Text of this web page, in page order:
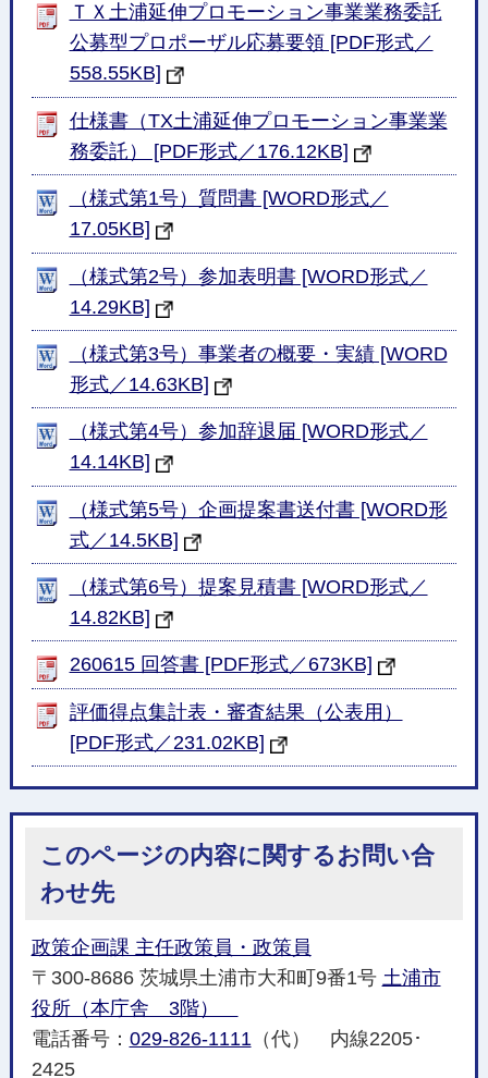
ＴＸ土浦延伸プロモーション事業業務委託
公募型プロポーザル応募要領 [PDF形式／
558.55KB]
仕様書（TX土浦延伸プロモーション事業業
務委託） [PDF形式／176.12KB]
（様式第1号）質問書 [WORD形式／
17.05KB]
（様式第2号）参加表明書 [WORD形式／
14.29KB]
（様式第3号）事業者の概要・実績 [WORD
形式／14.63KB]
（様式第4号）参加辞退届 [WORD形式／
14.14KB]
（様式第5号）企画提案書送付書 [WORD形
式／14.5KB]
（様式第6号）提案見積書 [WORD形式／
14.82KB]
260615 回答書 [PDF形式／673KB]
評価得点集計表・審査結果（公表用）
[PDF形式／231.02KB]
このページの内容に関するお問い合
わせ先
政策企画課 主任政策員・政策員
〒300-8686 茨城県土浦市大和町9番1号 土浦市
役所（本庁舎 3階）
電話番号： 029-826-1111（代） 内線2205･
2425